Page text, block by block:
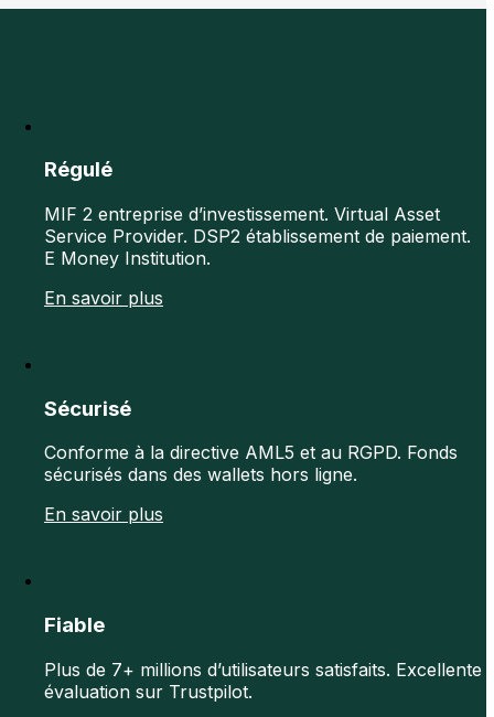
Régulé
MIF 2 entreprise d’investissement. Virtual Asset
Service Provider. DSP2 établissement de paiement.
E Money Institution.
En savoir plus
Sécurisé
Conforme à la directive AML5 et au RGPD. Fonds
sécurisés dans des wallets hors ligne.
En savoir plus
Fiable
Plus de 7+ millions d’utilisateurs satisfaits. Excellente
évaluation sur Trustpilot.